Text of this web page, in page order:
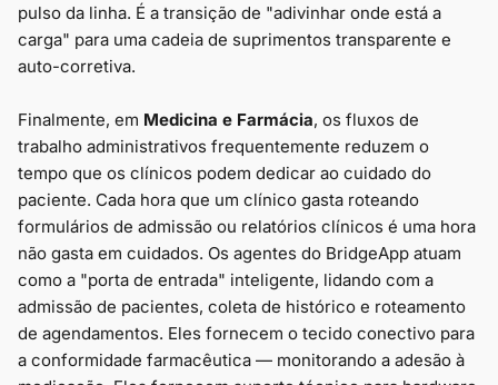
pulso da linha. É a transição de "adivinhar onde está a
carga" para uma cadeia de suprimentos transparente e
auto-corretiva.
Finalmente, em Medicina e Farmácia, os fluxos de
trabalho administrativos frequentemente reduzem o
tempo que os clínicos podem dedicar ao cuidado do
paciente. Cada hora que um clínico gasta roteando
formulários de admissão ou relatórios clínicos é uma hora
não gasta em cuidados. Os agentes do BridgeApp atuam
como a "porta de entrada" inteligente, lidando com a
admissão de pacientes, coleta de histórico e roteamento
de agendamentos. Eles fornecem o tecido conectivo para
a conformidade farmacêutica — monitorando a adesão à